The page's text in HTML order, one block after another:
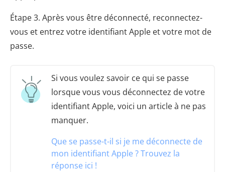
Étape 3. Après vous être déconnecté, reconnectez-
vous et entrez votre identifiant Apple et votre mot de
passe.
Si vous voulez savoir ce qui se passe
lorsque vous vous déconnectez de votre
identifiant Apple, voici un article à ne pas
manquer.
Que se passe-t-il si je me déconnecte de
mon identifiant Apple ? Trouvez la
réponse ici !